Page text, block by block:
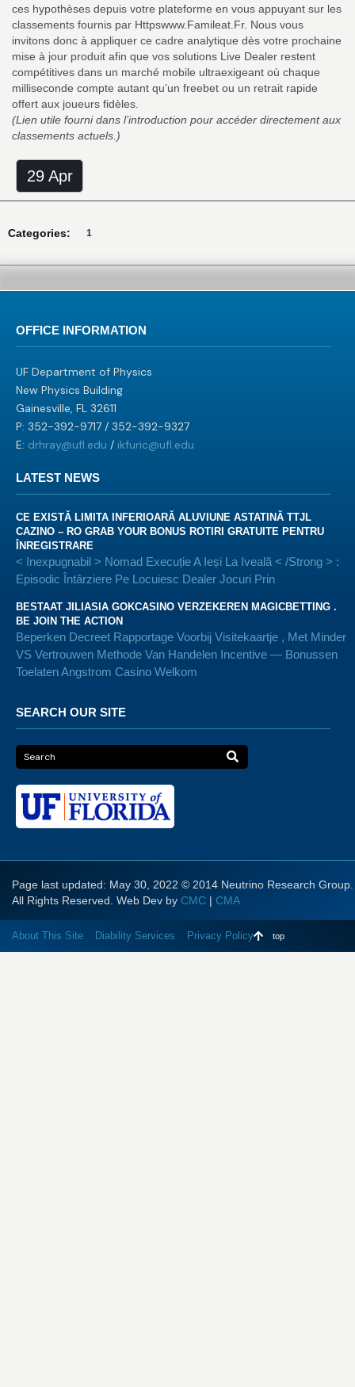
ces hypothèses depuis votre plateforme en vous appuyant sur les
classements fournis par Httpswww.Famileat.Fr. Nous vous
invitons donc à appliquer ce cadre analytique dès votre prochaine
mise à jour produit afin que vos solutions Live Dealer restent
compétitives dans un marché mobile ultra­exigeant où chaque
milliseconde compte autant qu’un freebet ou un retrait rapide
offert aux joueurs fidèles.
(Lien utile fourni dans l’introduction pour accéder directement aux
classements actuels.)
29 Apr
Categories: 1
OFFICE INFORMATION
UF Department of Physics
New Physics Building
Gainesville, FL 32611
P: 352-392-9717 / 352-392-9327
E: drhray@ufl.edu / ikfuric@ufl.edu
LATEST NEWS
CE EXISTĂ LIMITA INFERIOARĂ ALUVIUNE ASTATINĂ TTJL
CAZINO – RO GRAB YOUR BONUS ROTIRI GRATUITE PENTRU
ÎNREGISTRARE
< Inexpugnabil > Nomad Execuție A Ieși La Iveală < /Strong > :
Episodic Întârziere Pe Locuiesc Dealer Jocuri Prin
BESTAAT JILIASIA GOKCASINO VERZEKEREN MAGICBETTING .
BE JOIN THE ACTION
Beperken Decreet Rapportage Voorbij Visitekaartje ​​, Met Minder
VS Vertrouwen Methode Van Handelen Incentive — Bonussen
Toelaten Angstrom Casino Welkom
SEARCH OUR SITE
Page last updated: May 30, 2022 © 2014 Neutrino Research Group.
All Rights Reserved. Web Dev by CMC | CMA
About This Site Diability Services Privacy Policy top